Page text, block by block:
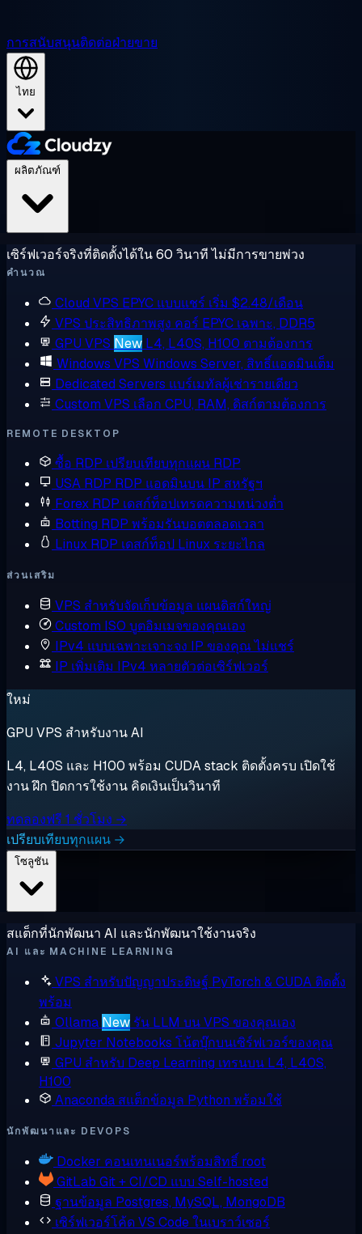
การสนับสนุนติดต่อฝ่ายขาย
ไทย
เซิร์ฟเวอร์จริงที่ติดตั้งได้ใน 60 วินาที ไม่มีการขายพ่วง
คำนวณ
Cloud VPS EPYC แบบแชร์ เริ่ม $2.48/เดือน
VPS ประสิทธิภาพสูง คอร์ EPYC เฉพาะ, DDR5
GPU VPS New L4, L40S, H100 ตามต้องการ
Windows VPS Windows Server, สิทธิ์แอดมินเต็ม
Dedicated Servers แบร์เมทัลผู้เช่ารายเดียว
Custom VPS เลือก CPU, RAM, ดิสก์ตามต้องการ
REMOTE DESKTOP
ซื้อ RDP เปรียบเทียบทุกแผน RDP
USA RDP RDP แอดมินบน IP สหรัฐฯ
Forex RDP เดสก์ท็อปเทรดความหน่วงต่ำ
Botting RDP พร้อมรันบอตตลอดเวลา
Linux RDP เดสก์ท็อป Linux ระยะไกล
ส่วนเสริม
VPS สำหรับจัดเก็บข้อมูล แผนดิสก์ใหญ่
Custom ISO บูตอิมเมจของคุณเอง
IPv4 แบบเฉพาะเจาะจง IP ของคุณ ไม่แชร์
IP เพิ่มเติม IPv4 หลายตัวต่อเซิร์ฟเวอร์
ใหม่
GPU VPS สำหรับงาน AI
L4, L40S และ H100 พร้อม CUDA stack ติดตั้งครบ เปิดใช้
งาน ฝึก ปิดการใช้งาน คิดเงินเป็นวินาที
ทดลองฟรี 1 ชั่วโมง →
เปรียบเทียบทุกแผน →
สแต็กที่นักพัฒนา AI และนักพัฒนาใช้งานจริง
AI และ MACHINE LEARNING
VPS สำหรับปัญญาประดิษฐ์ PyTorch & CUDA ติดตั้ง
พร้อม
Ollama New รัน LLM บน VPS ของคุณเอง
Jupyter Notebooks โน้ตบุ๊กบนเซิร์ฟเวอร์ของคุณ
GPU สำหรับ Deep Learning เทรนบน L4, L40S,
H100
Anaconda สแต็กข้อมูล Python พร้อมใช้
นักพัฒนาและ DEVOPS
Docker คอนเทนเนอร์พร้อมสิทธิ์ root
GitLab Git + CI/CD แบบ Self-hosted
ฐานข้อมูล Postgres, MySQL, MongoDB
เซิร์ฟเวอร์โค้ดVS Code ในเบราว์เซอร์